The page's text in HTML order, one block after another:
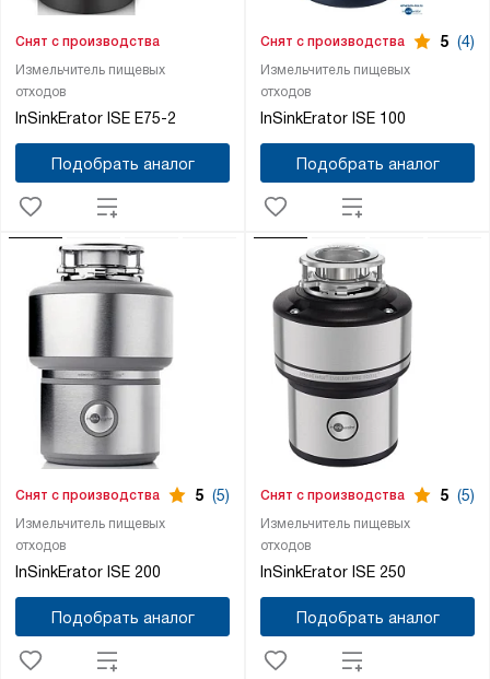
Измельчитель пищевых
отходов
InSinkErator ISE E75-2
Снят с производства
Подобрать аналог
Измельчитель пищевых
отходов
InSinkErator ISE 100
Снят с производства 5 (4)
Подобрать аналог
Измельчитель пищевых
отходов
InSinkErator ISE 200
Снят с производства 5 (5)
Подобрать аналог
Измельчитель пищевых
отходов
InSinkErator ISE 250
Снят с производства 5 (5)
Подобрать аналог